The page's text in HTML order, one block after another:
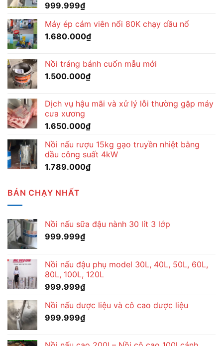
999.999₫
Máy ép cám viên nổi 80K chạy dầu nổ
1.680.000₫
Nồi tráng bánh cuốn mẫu mới
1.500.000₫
Dịch vụ hậu mãi và xử lý lỗi thường gặp máy
cưa xương
1.650.000₫
Nồi nấu rượu 15kg gạo truyền nhiệt bằng
dầu công suất 4kW
1.789.000₫
BÁN CHẠY NHẤT
Nồi nấu sữa đậu nành 30 lít 3 lớp
999.999₫
Nồi nấu đậu phụ model 30L, 40L, 50L, 60L,
80L, 100L, 120L
999.999₫
Nồi nấu dược liệu và cô cao dược liệu
999.999₫